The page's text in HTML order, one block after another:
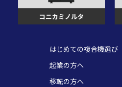
コニカミノルタ
はじめての複合機選び
起業の方へ
移転の方へ